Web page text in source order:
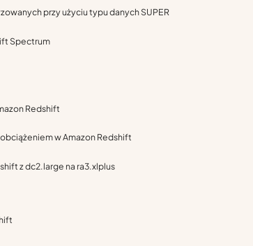
przy użyciu typu danych SUPER
Spectrum
Redshift
w Amazon Redshift
z dc2.large na ra3.xlplus